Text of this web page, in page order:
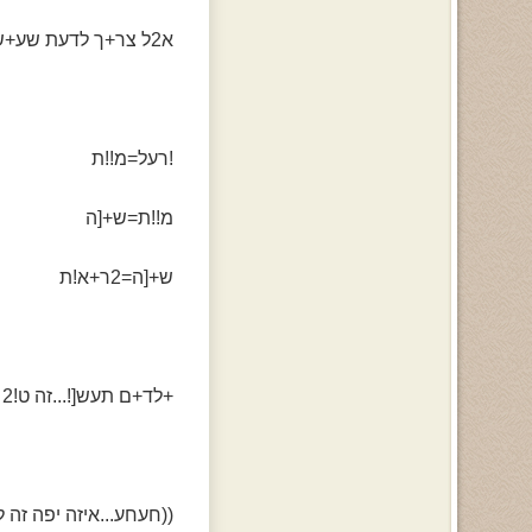
א2ל צר+ך לדעת שע+ש!ן זה.רעל.ו..
!רעל=מ!!ת
מ!!ת=ש+[ה
ש+[ה=2ר+א!ת
+לד+ם תעש[!...זה ט!2 ל2ר+א!ת...!!....
((חעחע...איזה יפה זה